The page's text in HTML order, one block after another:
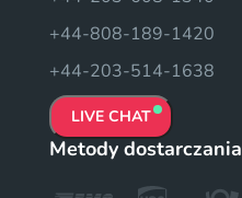
+44-808-189-1420
+44-203-514-1638
LIVE CHAT
Metody dostarczania